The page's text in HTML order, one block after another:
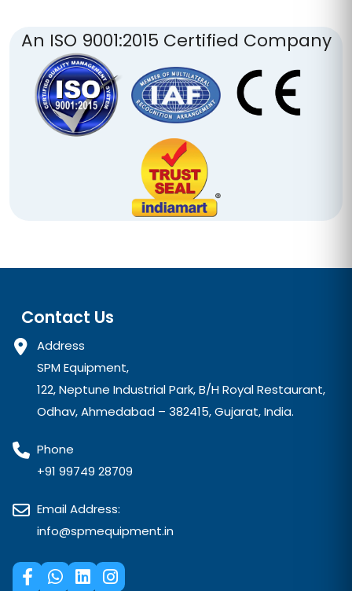
An ISO 9001:2015 Certified Company
Contact Us
Address
SPM Equipment,
122, Neptune Industrial Park, B/H Royal Restaurant,
Odhav, Ahmedabad – 382415, Gujarat, India.
Phone
+91 99749 28709
Email Address:
info@spmequipment.in